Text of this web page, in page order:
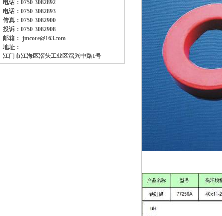
电话：0750-3082892
电话：0750-3082893
传真：0750-3082900
投诉：0750-3082908
邮箱： jmcore@163.com
地址：
江门市江海区滘头工业区滘兴中路1号